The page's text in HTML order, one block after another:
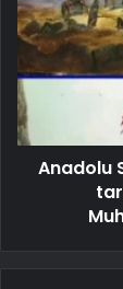
Anadolu